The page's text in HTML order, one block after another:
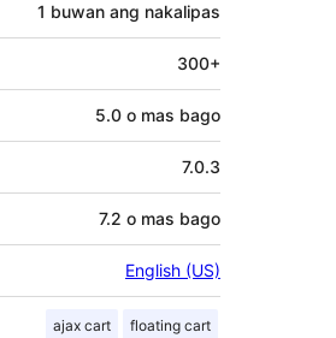
1 buwan ang nakalipas
300+
5.0 o mas bago
7.0.3
7.2 o mas bago
English (US)
ajax cart floating cart